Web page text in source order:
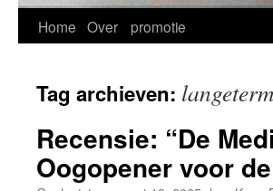
Home Over promotie
Tag archieven:
Recensie: “De
Oogopener voor